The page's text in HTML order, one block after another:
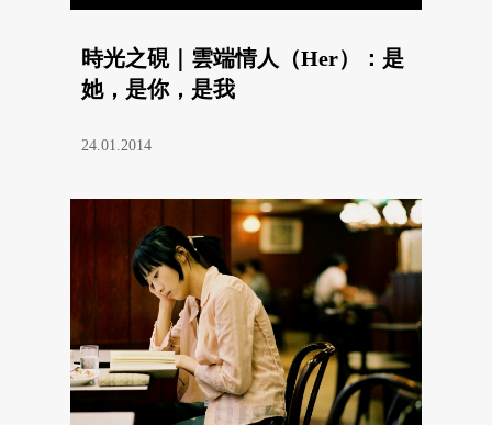
時光之硯｜雲端情人（Her）：是
她，是你，是我
24.01.2014